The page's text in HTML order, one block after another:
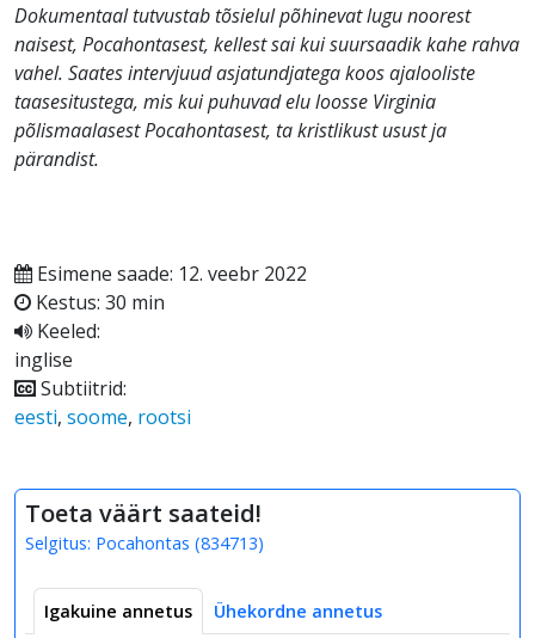
Dokumentaal tutvustab tõsielul põhinevat lugu noorest
naisest, Pocahontasest, kellest sai kui suursaadik kahe rahva
vahel. Saates intervjuud asjatundjatega koos ajalooliste
taasesitustega, mis kui puhuvad elu loosse Virginia
põlismaalasest Pocahontasest, ta kristlikust usust ja
pärandist.
Esimene saade: 12. veebr 2022
Kestus: 30 min
Keeled:
inglise
Subtiitrid:
eesti, soome, rootsi
Toeta väärt saateid!
Selgitus: Pocahontas (834713)
Igakuine annetus Ühekordne annetus